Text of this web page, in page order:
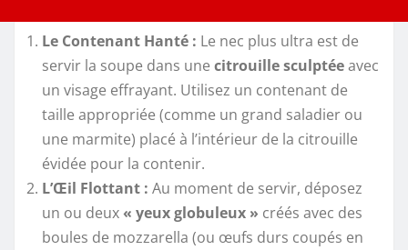
Le Contenant Hanté : Le nec plus ultra est de
servir la soupe dans une citrouille sculptéeavec
un visage effrayant. Utilisez un contenant de
taille appropriée (comme un grand saladier ou
une marmite) placé à l’intérieur de la citrouille
évidée pour la contenir.
L’Œil Flottant : Au moment de servir, déposez
un ou deux« yeux globuleux » créés avec des
boules de mozzarella (ou œufs durs coupés en